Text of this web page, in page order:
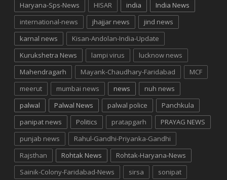
Haryana-Sps-News
HISAR india
India News
international-news
jhajjar news
jind news
karnal news
Kisan-Andolan-India-Update
Kurukshetra News
lampi virus
lucknow news
Mahendragarh
Mayank-Chaudhary-Faridabad
MCF
meerut
mumbai news news
nuh news
palwal
Palwal News palwal police
Panchkula
panipat news
Politics pratapgarh
PRAYAG NEWS
punjab news
Rahul-Gandhi-Priyanka-Gandhi
Rajsthan
Rohtak News
Rohtak-Haryana-News
Sainik-Colony-Faridabad-News
sirsa sonipat